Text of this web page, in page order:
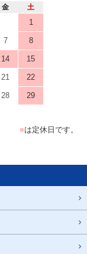
金 土
1
7 8
14 15
21 22
28 29
■は定休日です。